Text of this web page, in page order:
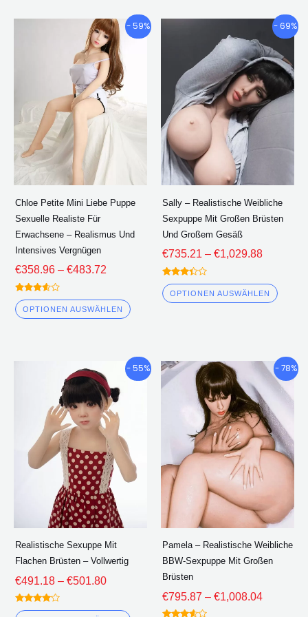
- 59%
Chloe Petite Mini Liebe Puppe
Sexuelle Realiste Für
Erwachsene – Realismus Und
Intensives Vergnügen
€358.96 – €483.72
Preisklasse:
€358.96
durch
€483.72
Bewertet
3.50
von 5
OPTIONEN AUSWÄHLEN
Dieses
Varianten.
Optionen
können
auf
Produktseite
ausgewählt
werden
- 69%
Sally – Realistische Weibliche
Sexpuppe Mit Großen Brüsten
Und Großem Gesäß
€735.21 – €1,029.88
€735.21
durch
Bewertet
3.25
von 5
OPTIONEN AUSWÄHLEN
hat
- 55%
Realistische Sexuppe Mit
Flachen Brüsten – Vollwertig
€491.18 – €501.80
Preisklasse:
€491.18
durch
€501.80
Bewertet
Dieses
Produkt
Die
Optionen
Produktseite
ausgewählt
werden
- 78%
Pamela – Realistische Weibliche
BBW-Sexpuppe Mit Großen
Brüsten
€795.87 – €1,008.04
€795.87
durch
Die
auf